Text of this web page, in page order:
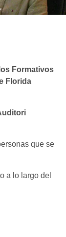
Formativos
Florida
que se
a lo largo del